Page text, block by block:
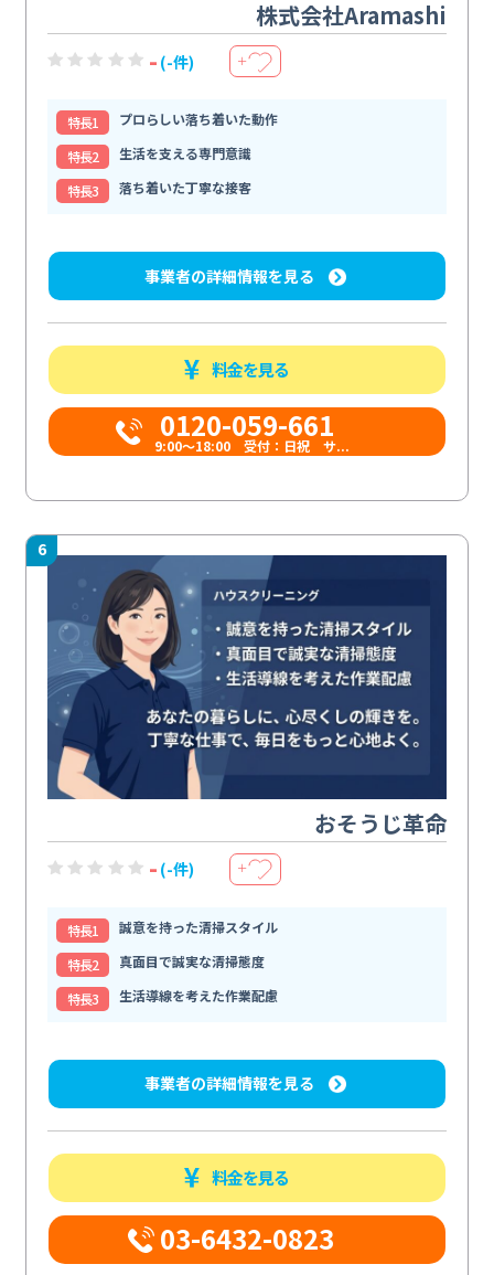
株式会社Aramashi
- (-件) ＋
特⻑1
プロらしい落ち着いた動作
特⻑2
生活を支える専門意識
特⻑3
落ち着いた丁寧な接客
事業者の詳細情報を見る
料金を見る
0120-059-661
9:00〜18:00 受付：日祝 サ...
6
おそうじ革命
- (-件) ＋
特⻑1
誠意を持った清掃スタイル
特⻑2
真面目で誠実な清掃態度
特⻑3
生活導線を考えた作業配慮
事業者の詳細情報を見る
料金を見る
03-6432-0823